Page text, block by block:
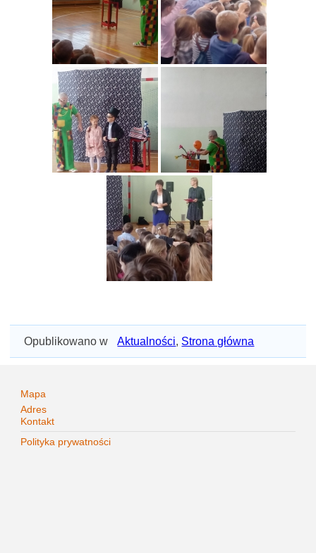
Opublikowano w Aktualności, Strona główna
Mapa
Adres
Kontakt
Polityka prywatności